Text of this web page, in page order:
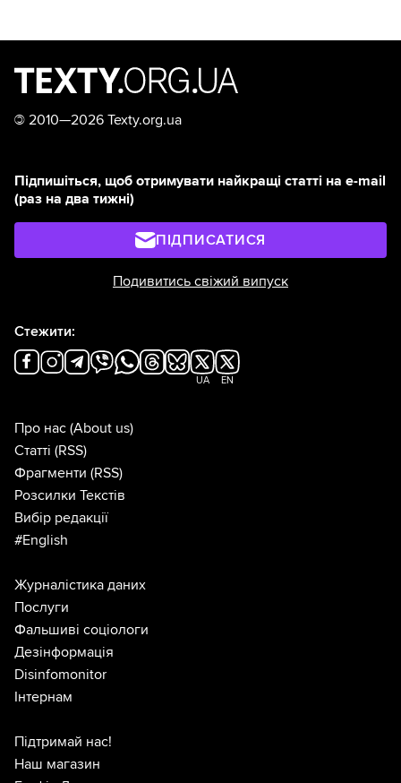
© 2010—2026 Texty.org.ua
Підпишіться, щоб отримувати найкращі статті на e-mail
(раз на два тижні)
ПІДПИСАТИСЯ
Подивитись свіжий випуск
Стежити:
UA EN
Про нас (About us)
Статті (RSS)
Фрагменти (RSS)
Розсилки Текстів
Вибір редакції
#English
Журналістика даних
Послуги
Фальшиві соціологи
Дезінформація
Disinfomonitor
Інтернам
Підтримай нас!
Наш магазин